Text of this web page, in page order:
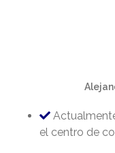
el centro de